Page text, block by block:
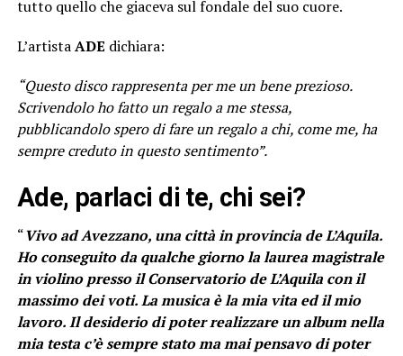
tutto quello che giaceva sul fondale del suo cuore.
L’artistaADE dichiara:
“Questo disco rappresenta per me un bene prezioso.
Scrivendolo ho fatto un regalo a me stessa,
pubblicandolo spero di fare un regalo a chi, come me, ha
sempre creduto in questo sentimento”.
Ade, parlaci di te, chi sei?
“Vivo ad Avezzano, una città in provincia de L’Aquila.
Ho conseguito da qualche giorno la laurea magistrale
in violino presso il Conservatorio de L’Aquila con il
massimo dei voti. La musica è la mia vita ed il mio
lavoro. Il desiderio di poter realizzare un album nella
mia testa c’è sempre stato ma mai pensavo di poter